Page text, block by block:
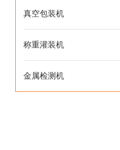
真空包装机
称重灌装机
金属检测机